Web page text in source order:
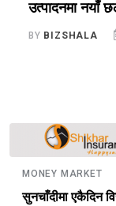
उत्पादनमा नयाँ
BY BIZSHALA
MONEY MARKET
सुनचाँदीमा एकैदिन